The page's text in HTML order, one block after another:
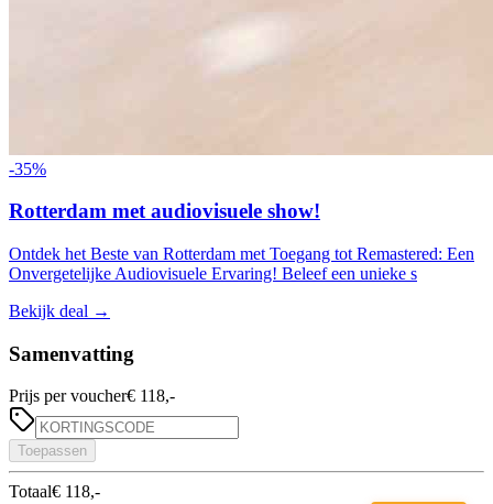
-35%
Rotterdam met audiovisuele show!
Ontdek het Beste van Rotterdam met Toegang tot Remastered: Een
Onvergetelijke Audiovisuele Ervaring! Beleef een unieke s
Bekijk deal →
Samenvatting
Prijs per voucher€ 118,-
Toepassen
Totaal€ 118,-